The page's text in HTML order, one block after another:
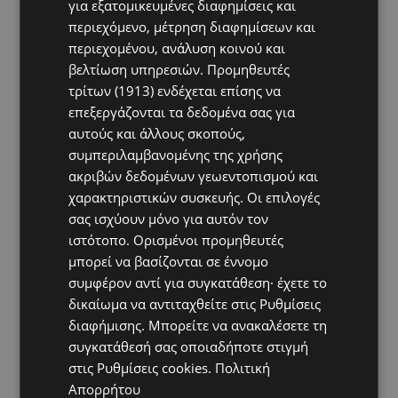
Αστυνομία
Topics
UPDATES
ΤΑΣΟΣ ΧΑΤΖΗΓΙΟΒΑΝΗΣ: Η συγκλονιστική ιστορία του
12χρονου Δημήτρη και η δωρεά των 12.500 ευρώ που του
για εξατομικευμένες διαφημίσεις και
περιεχόμενο, μέτρηση διαφημίσεων και
περιεχομένου, ανάλυση κοινού και
βελτίωση υπηρεσιών. Προμηθευτές
τρίτων (1913) ενδέχεται επίσης να
επεξεργάζονται τα δεδομένα σας για
αυτούς και άλλους σκοπούς,
συμπεριλαμβανομένης της χρήσης
ακριβών δεδομένων γεωεντοπισμού και
χαρακτηριστικών συσκευής. Οι επιλογές
σας ισχύουν μόνο για αυτόν τον
ιστότοπο. Ορισμένοι προμηθευτές
μπορεί να βασίζονται σε έννομο
συμφέρον αντί για συγκατάθεση· έχετε το
δικαίωμα να αντιταχθείτε στις Ρυθμίσεις
διαφήμισης. Μπορείτε να ανακαλέσετε τη
συγκατάθεσή σας οποιαδήποτε στιγμή
στις Ρυθμίσεις cookies. Πολιτική
Απορρήτου